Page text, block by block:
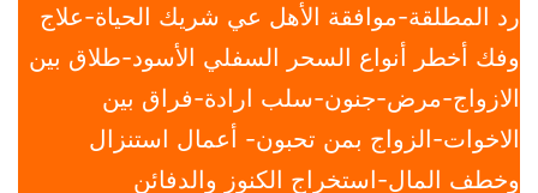
رد المطلقة-موافقة الأهل عي شريك الحياة-علاج
وفك أخطر أنواع السحر السفلي الأسود-طلاق بين
الازواج-مرض-جنون-سلب ارادة-فراق بين
الاخوات-الزواج بمن تحبون- أعمال استنزال
وخطف المال-استخراج الكنوز والدفائن